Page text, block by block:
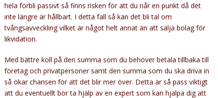
hela förbli passivt så finns risken för att du når en punkt då det
inte längre är hållbart. I detta fall så kan det bli tal om
tvångsavveckling vilket är något helt annat än att sälja bolag för
likvidation.
Med bättre koll på den summa som du behöver betala tillbaka till
företag och privatpersoner samt den summa som du ska driva in
så ökar chansen för att det blir mer över. Detta är så pass viktigt
att du eventuellt bör ta hjälp av en expert som kan hjälpa dig att